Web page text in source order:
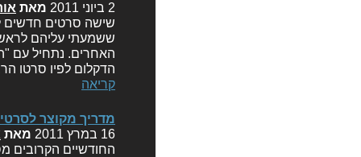
2 ביוני 2011
מאת
שישה סרטים חדשים
ששמעתי עליהם
האחרים. נתחיל עם
הדקלום לפיו סרטו
קריאה
מדריך מקוצר
16 במרץ 2011
מאת
החודשיים הקרובים